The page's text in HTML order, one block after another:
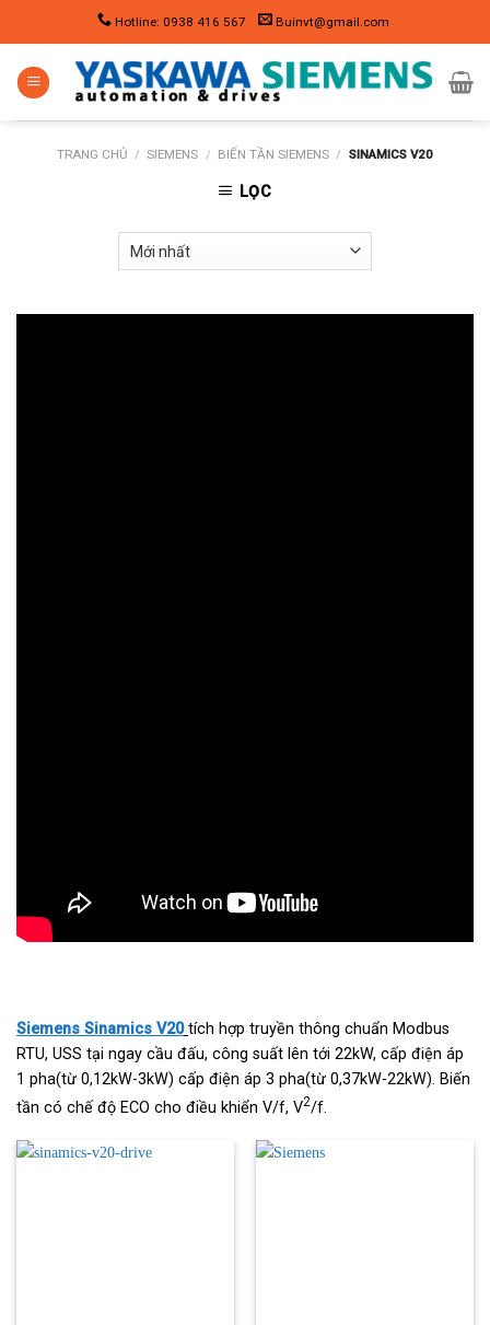
content
Hotline: 0938 416 567 Buinvt@gmail.com
TRANG CHỦ / SIEMENS / BIẾN TẦN SIEMENS / SINAMICS V20
LỌC
Siemens Sinamics V20 tích hợp truyền thông chuẩn Modbus
RTU, USS tại ngay cầu đấu, công suất lên tới 22kW, cấp điện áp
1 pha(từ 0,12kW-3kW) cấp điện áp 3 pha(từ 0,37kW-22kW). Biến
tần có chế độ ECO cho điều khiển V/f, V2/f.